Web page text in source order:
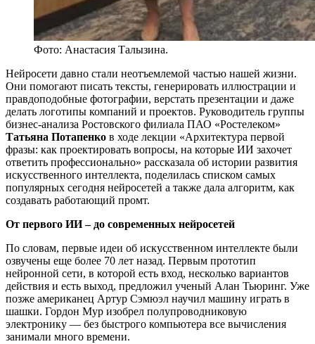
Фото: Анастасия Талызина.
Нейросети давно стали неотъемлемой частью нашей жизни.
Они помогают писать тексты, генерировать иллюстрации и
правдоподобные фотографии, верстать презентации и даже
делать логотипы компаний и проектов. Руководитель группы
бизнес-анализа Ростовского филиала ПАО «Ростелеком»
Татьяна Потапенко в ходе лекции «Архитектура первой
фразы: как проектировать вопросы, на которые ИИ захочет
ответить профессионально» рассказала об истории развития
искусственного интеллекта, поделилась списком самых
популярных сегодня нейросетей а также дала алгоритм, как
создавать работающий промт.
От первого ИИ – до современных нейросетей
По словам, первые идеи об искусственном интеллекте были
озвучены еще более 70 лет назад. Первым прототип
нейронной сети, в которой есть вход, несколько вариантов
действия и есть выход, предложил ученый Алан Тьюринг. Уже
позже американец Артур Сэмюэл научил машину играть в
шашки. Гордон Мур изобрел полупроводниковую
электронику — без быстрого компьютера все вычисления
занимали много времени.